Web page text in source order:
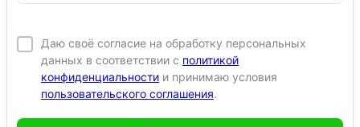
Даю своё согласие на обработку персональных
данных в соответствии с политикой
конфиденциальности и принимаю условия
пользовательского соглашения.